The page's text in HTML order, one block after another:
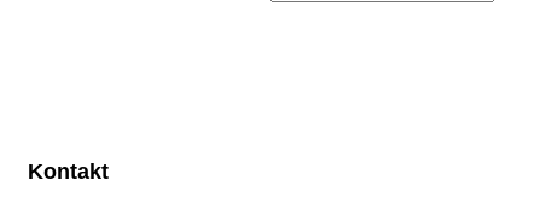
Kontakt